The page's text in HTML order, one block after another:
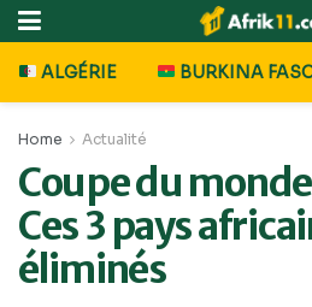
ALGÉRIE BURKINA
Home Actualité
Coupe du
Ces 3 pays
éliminés